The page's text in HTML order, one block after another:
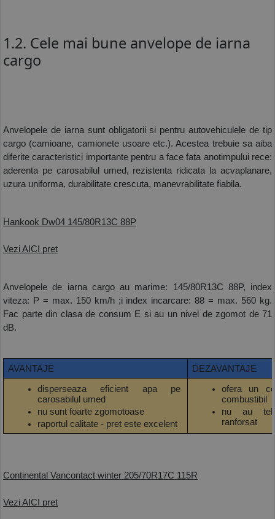
1.2. Cele mai bune anvelope de iarna
cargo
Anvelopele de iarna sunt obligatorii si pentru autovehiculele de tip
cargo (camioane, camionete usoare etc.). Acestea trebuie sa aiba
diferite caracteristici importante pentru a face fata anotimpului rece:
aderenta pe carosabilul umed, rezistenta ridicata la acvaplanare,
uzura uniforma, durabilitate crescuta, manevrabilitate fiabila.
Hankook Dw04 145/80R13C 88P
Vezi AICI pret
Anvelopele de iarna cargo au marime: 145/80R13C 88P, index
viteza: P = max. 150 km/h ;i index incarcare: 88 = max. 560 kg.
Fac parte din clasa de consum E si au un nivel de zgomot de 71
dB.
AVANTAJE DEZAVANTAJE
disperseaza eficient apa pe
carosabilul umed
nu sunt foarte zgomotoase
raportul calitate - pret este excelent
ofera un
combustibil
nu au
ranforsat
Continental Vancontact winter 205/70R17C 115R
Vezi AICI pret